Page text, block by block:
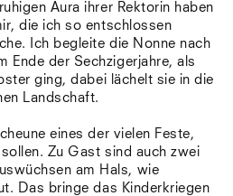
Aura ihrer Rektorin haben
die ich so entschlossen
Ich begleite die Nonne nach
Ende der Sechzigerjahre, als
ging, dabei lächelt sie in die
Landschaft.
eines der vielen Feste,
Zu Gast sind auch zwei
am Hals, wie
Das bringe das Kinderkriegen